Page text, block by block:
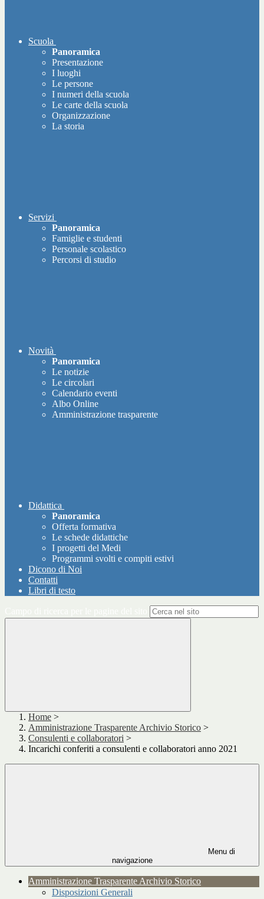
Scuola
Panoramica
Presentazione
I luoghi
Le persone
I numeri della scuola
Le carte della scuola
Organizzazione
La storia
Servizi
Panoramica
Famiglie e studenti
Personale scolastico
Percorsi di studio
Novità
Panoramica
Le notizie
Le circolari
Calendario eventi
Albo Online
Amministrazione trasparente
Didattica
Panoramica
Offerta formativa
Le schede didattiche
I progetti del Medi
Programmi svolti e compiti estivi
Dicono di Noi
Contatti
Libri di testo
Home >
Amministrazione Trasparente Archivio Storico >
Consulenti e collaboratori >
Incarichi conferiti a consulenti e collaboratori anno 2021
Menu di
navigazione
Amministrazione Trasparente Archivio Storico
Disposizioni Generali